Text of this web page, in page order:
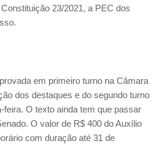
23/2021, a PEC dos
em primeiro turno na Câmara
dos destaques e do segundo turno
feira. O texto ainda tem que passar
O valor de R$ 400 do Auxílio
com duração até 31 de